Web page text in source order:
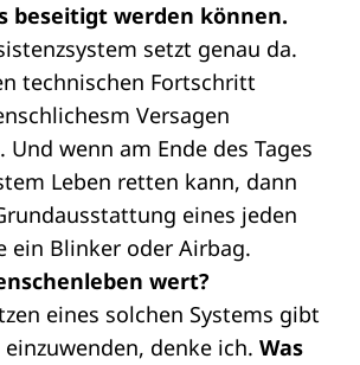
beseitigt werden können.
setzt genau da.
technischen Fortschritt
Versagen
wenn am Ende des Tages
Leben retten kann, dann
eines jeden
ein Blinker oder Airbag.
wert?
eines solchen Systems gibt
denke ich. Was